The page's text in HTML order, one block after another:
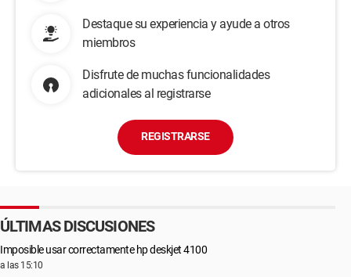
Destaque su experiencia y ayude a otros
miembros
Disfrute de muchas funcionalidades
adicionales al registrarse
REGISTRARSE
ÚLTIMAS DISCUSIONES
Imposible usar correctamente hp deskjet 4100
a las 15:10